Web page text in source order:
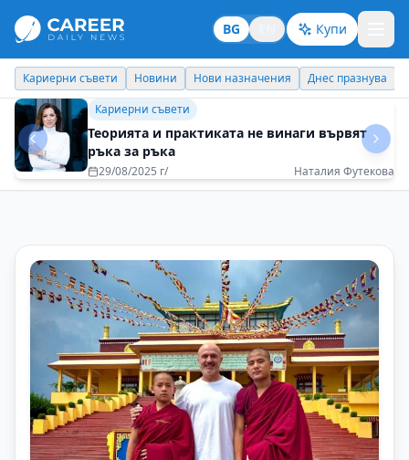
BG Купи
Кариерни съвети Новини Нови назначения Днес празнува
Личен брандинг
Никола Цолов: Семейството като опора,
страхът като гориво
20/12/2025 г/ Никола Цолов